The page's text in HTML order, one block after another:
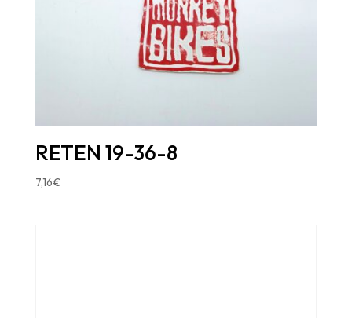
RETEN 19-36-8
7,16€